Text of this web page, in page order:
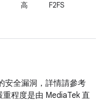
高 F2FS
安全漏洞，詳情請參考
程度是由 MediaTek 直